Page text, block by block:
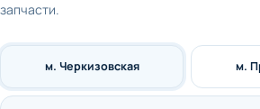
запчасти.
м. Черкизовская м.